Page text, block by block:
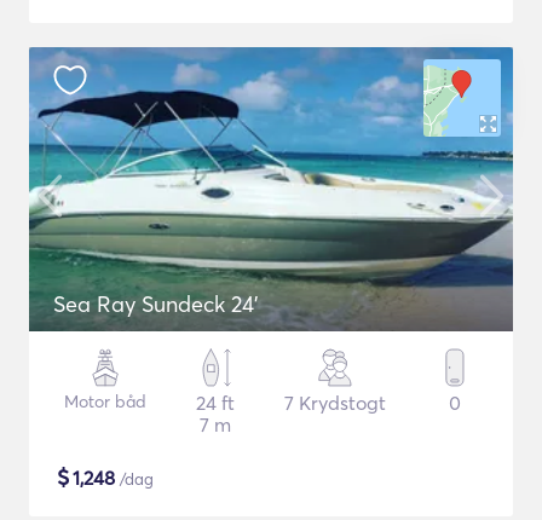
Sea Ray Sundeck 24'
Motor båd
24 ft
7 m
7 Krydstogt 0
$1,248 /dag